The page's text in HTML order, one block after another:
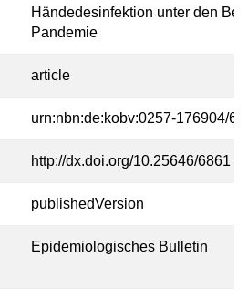
Händedesinfektion unter den
Pandemie
article
urn:nbn:de:kobv:0257-176904/
http://dx.doi.org/10.25646/6861
publishedVersion
Epidemiologisches Bulletin